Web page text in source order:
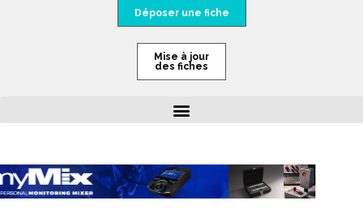
Déposer une fiche
Mise à jour
des fiches